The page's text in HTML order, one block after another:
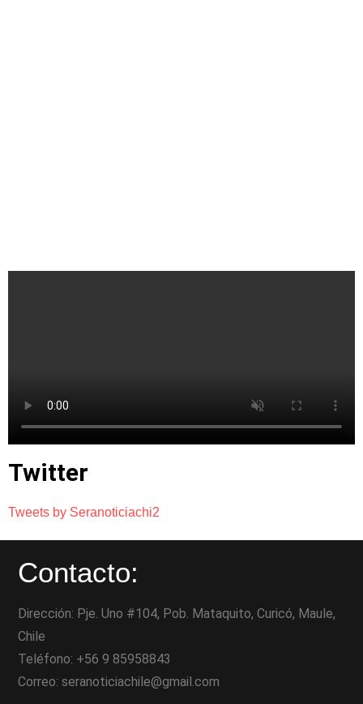
Twitter
Tweets by Seranoticiachi2
Contacto:
Dirección: Pje. Uno #104, Pob. Mataquito, Curicó, Maule,
Chile
Teléfono: +56 9 85958843
Correo: seranoticiachile@gmail.com